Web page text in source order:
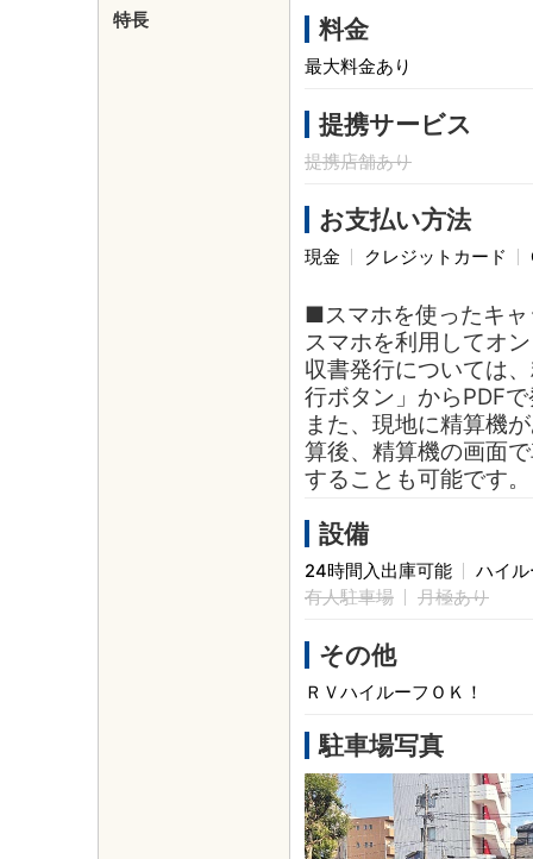
特長 料金
最大料金あり
提携サービス
提携店舗あり
お支払い方法
現金 クレジットカード
■スマホを使ったキ
スマホを利用してオ
収書発行については
行ボタン」からPDF
また、現地に精算機
算後、精算機の画面
することも可能です。
設備
24時間入出庫可能
ハイ
有人駐車場
月極あり
その他
ＲＶハイルーフＯＫ！
駐車場写真